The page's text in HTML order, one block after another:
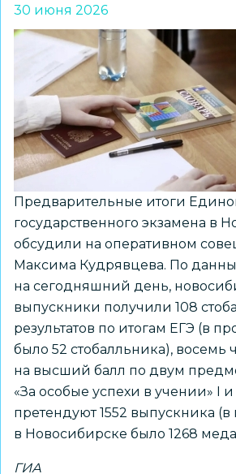
30 июня 2026
Предварительные итоги
государственного экзамена в
обсудили на оперативном
Максима Кудрявцева. По
на сегодняшний день,
выпускники получили 108
результатов по итогам ЕГЭ (в
было 52 стобалльника), восемь
на высший балл по двум
«За особые успехи в учении» I
претендуют 1552 выпускника
в Новосибирске было 1268
ГИА